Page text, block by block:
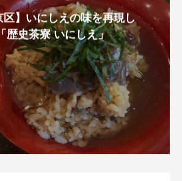
】いにしえの味を再現し
歴史茶寮 いにしえ」